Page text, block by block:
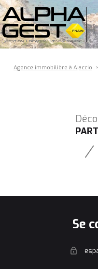
Accueil
Agence immobilière à Ajaccio
se